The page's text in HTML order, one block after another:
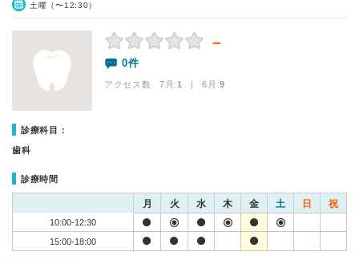
土曜（〜12:30）
－
0件
アクセス数 7月:1 | 6月:9
診療科目：
歯科
診療時間
月 火 水 木 金 土 日 祝
10:00-12:30
15:00-18:00